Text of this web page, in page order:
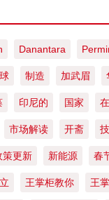
Danantara
制造 加武眉
印尼的 国家
市场解读 开斋
策更新 新能源 春
王掌柜教你 王